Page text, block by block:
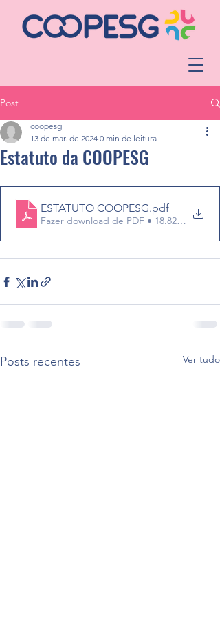
Post
Estatuto da COOPESG
coopesg
13 de mar. de 2024 0 min de leitura
ESTATUTO COOPESG.pdf
Fazer download de PDF • 18.82MB
Posts recentes Ver tudo